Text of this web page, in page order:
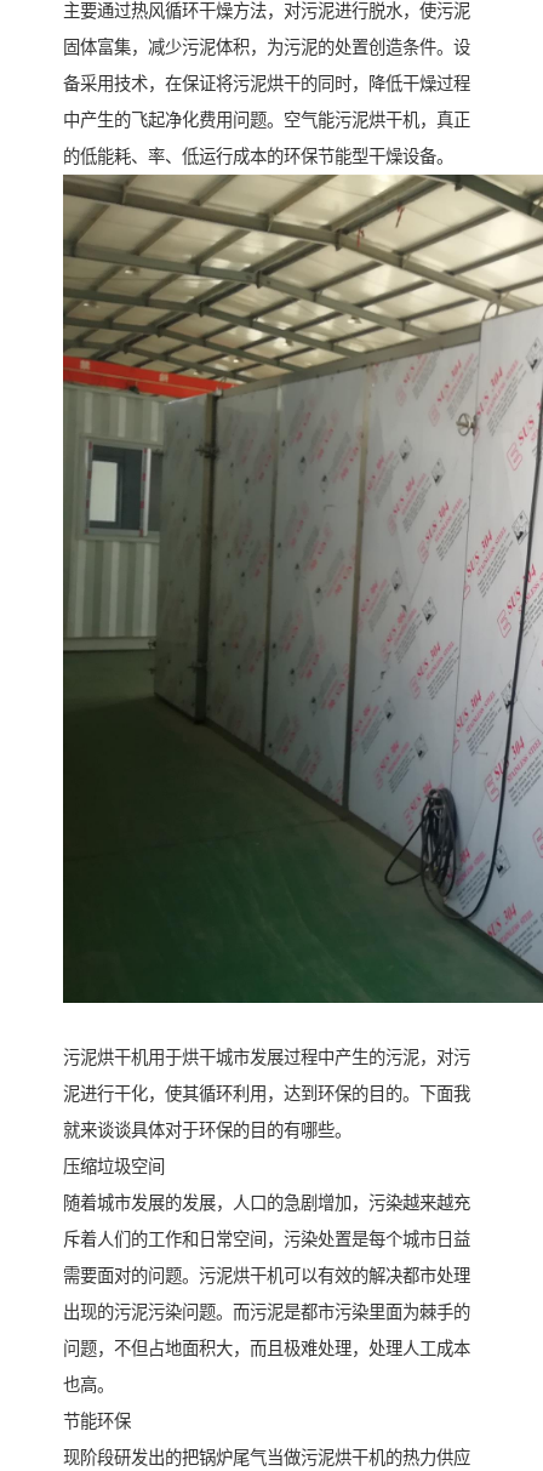
主要通过热风循环干燥方法，对污泥进行脱水，使污泥
固体富集，减少污泥体积，为污泥的处置创造条件。设
备采用技术，在保证将污泥烘干的同时，降低干燥过程
中产生的飞起净化费用问题。空气能污泥烘干机，真正
的低能耗、率、低运行成本的环保节能型干燥设备。
污泥烘干机用于烘干城市发展过程中产生的污泥，对污
泥进行干化，使其循环利用，达到环保的目的。下面我
就来谈谈具体对于环保的目的有哪些。
压缩垃圾空间
随着城市发展的发展，人口的急剧增加，污染越来越充
斥着人们的工作和日常空间，污染处置是每个城市日益
需要面对的问题。污泥烘干机可以有效的解决都市处理
出现的污泥污染问题。而污泥是都市污染里面为棘手的
问题，不但占地面积大，而且极难处理，处理人工成本
也高。
节能环保
现阶段研发出的把锅炉尾气当做污泥烘干机的热力供应